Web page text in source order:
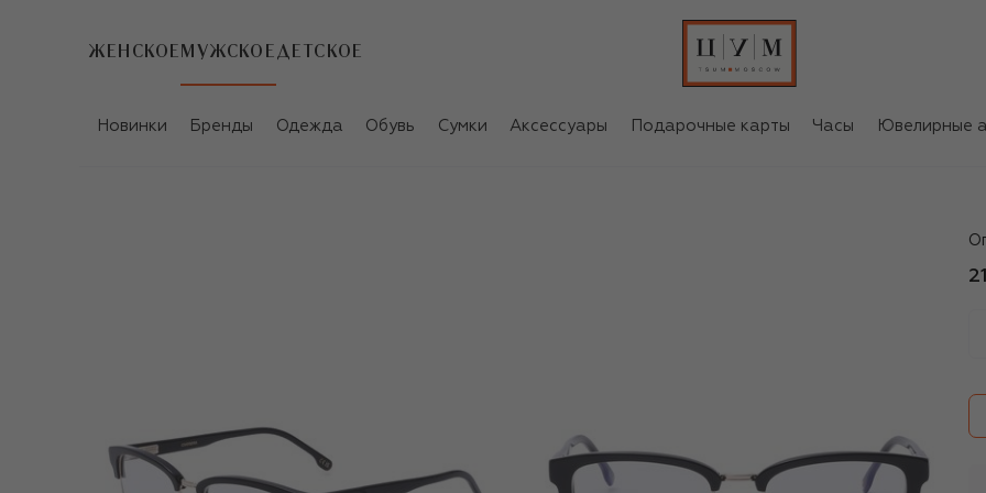
ЖЕНСКОЕ МУЖСКОЕ ДЕТСКОЕ
Новинки Бренды Одежда Обувь Сумки Аксессуары Подарочные карты Часы Ювелирные